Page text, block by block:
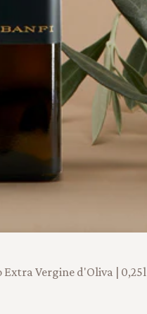
Extra Vergine d'Oliva | 0,25l